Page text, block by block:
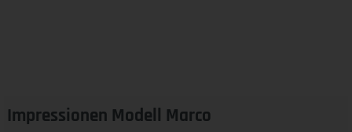
Impressionen Modell Marco